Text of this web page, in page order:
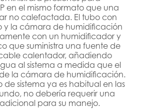
en el mismo formato que una
no calefactada. El tubo con
la cámara de humidificación
con un humidificador y
que suministra una fuente de
calentador, añadiendo
al sistema a medida que el
la cámara de humidificación.
de sistema ya es habitual en las
no debería requerir una
para su manejo.